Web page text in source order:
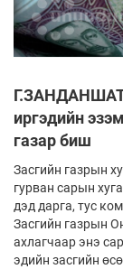
иргэдийн
газар биш
Засгийн газрын
гурван сарын
дэд дарга, тус
Засгийн газрын
ахлагчаар энэ
эдийн засгийн